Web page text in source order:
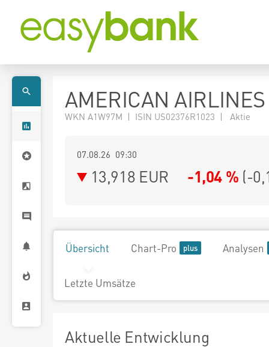
AMERICAN
WKN A1W97M | ISIN US02376R1023 | Aktie
07.08.26 09:30
13,918 EUR -1,04 % (-
Übersicht Chart-Pro Analysen
Letzte Umsätze
Aktuelle Entwicklung